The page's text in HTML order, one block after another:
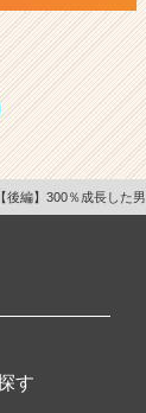
【後編】300％成長した男
す